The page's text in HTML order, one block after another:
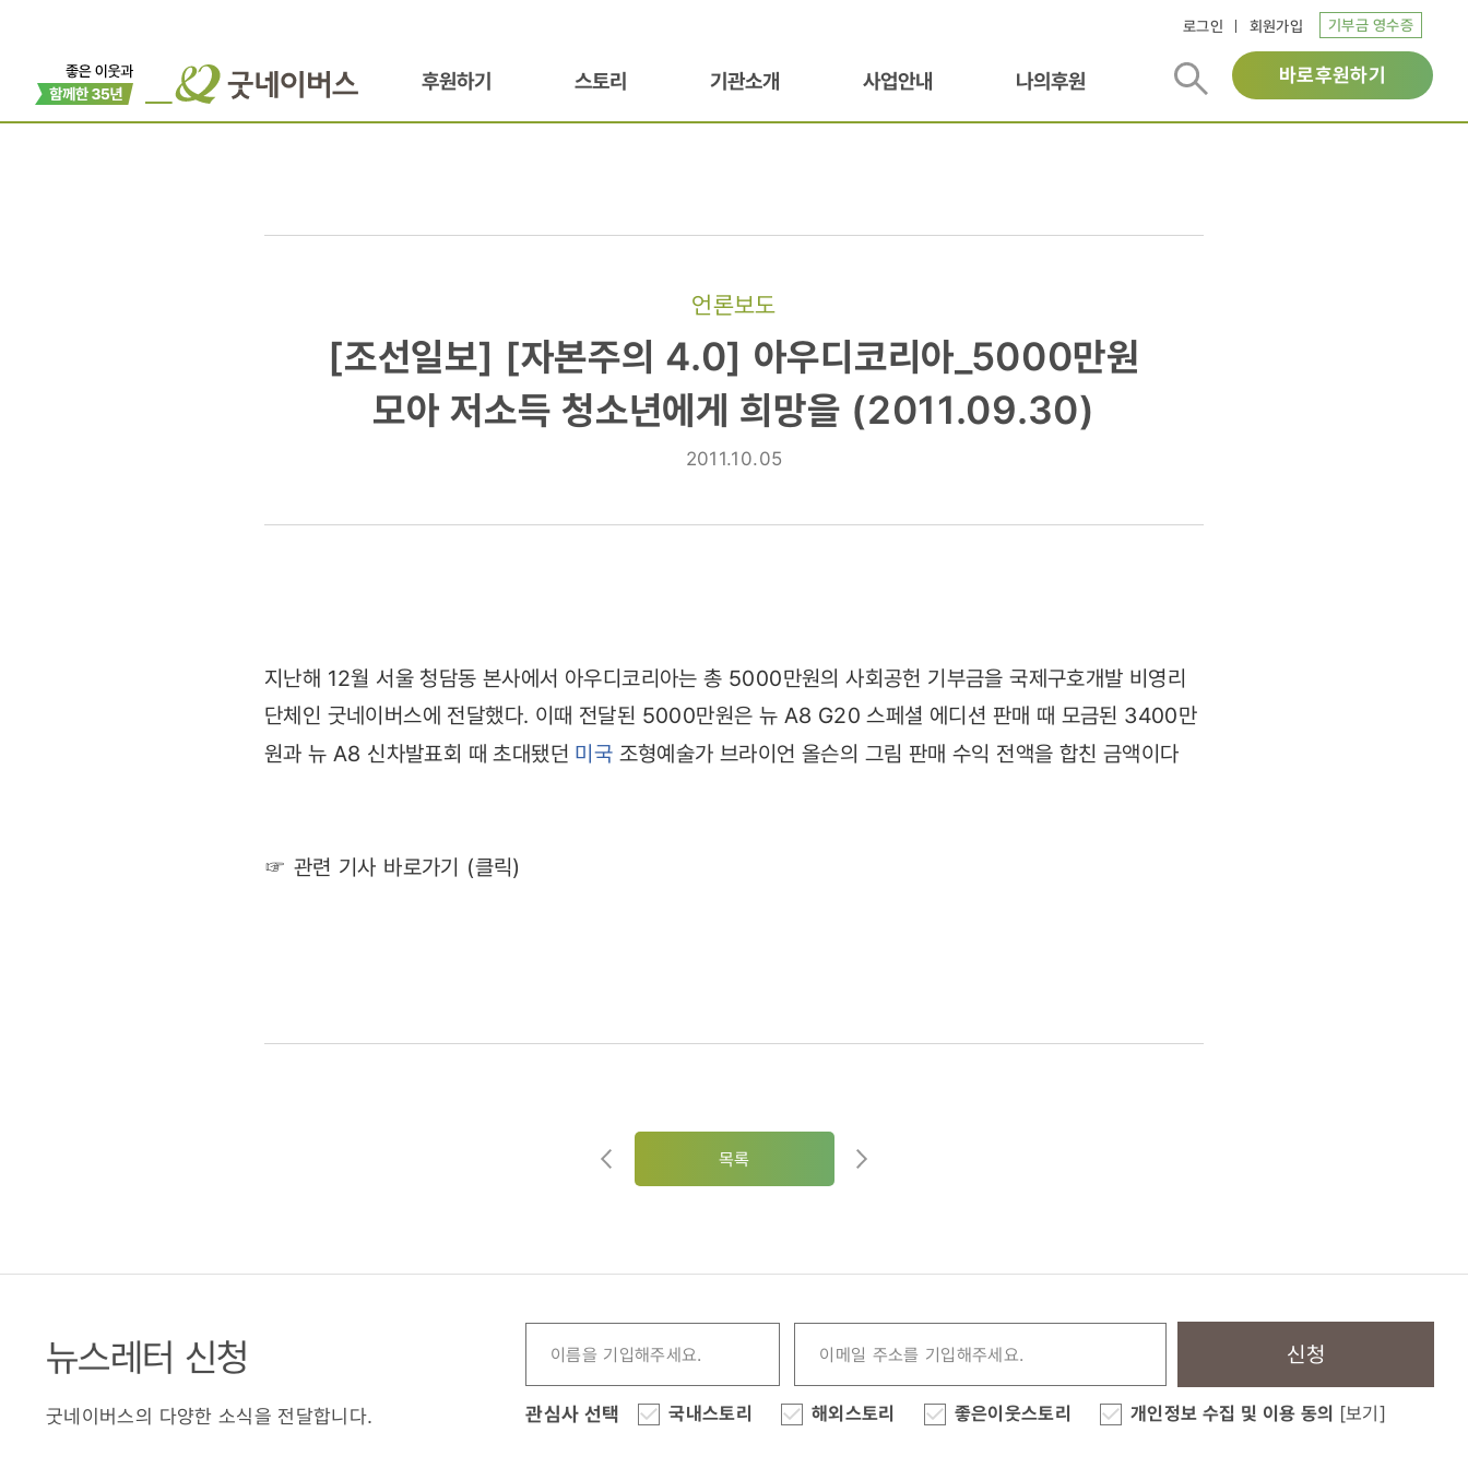
로그인 회원가입 기부금 영수증
후원하기 스토리 기관소개 사업안내 나의후원 바로후원하기
언론보도
[조선일보]
[자본주의
아우디코리아
저소득
청소년에게
[조선일보] [자본주의 4.0] 아우디코리아_5000만원
모아 저소득 청소년에게 희망을 (2011.09.30)
2011.10.05
지난해 12월 서울 청담동 본사에서 아우디코리아는 총 5000만원의 사회공헌 기부금을 국제구호개발 비영리
단체인 굿네이버스에 전달했다. 이때 전달된 5000만원은 뉴 A8 G20 스페셜 에디션 판매 때 모금된 3400만
원과 뉴 A8 신차발표회 때 초대됐던 미국 조형예술가 브라이언 올슨의 그림 판매 수익 전액을 합친 금액이다
☞ 관련 기사 바로가기 (클릭)
목록
뉴스레터 신청
굿네이버스의 다양한 소식을 전달합니다.
신청
관심사 선택 국내스토리 해외스토리 좋은이웃스토리 개인정보 수집 및 이용 동의 [보기]